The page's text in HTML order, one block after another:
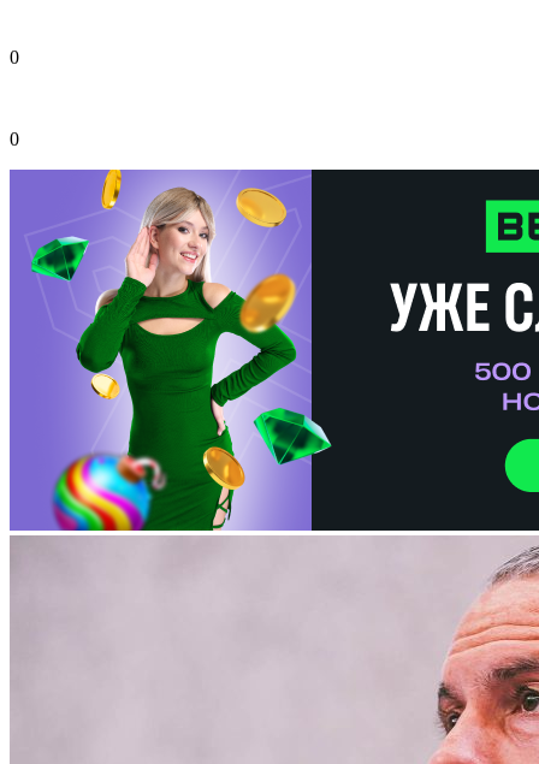
0
0